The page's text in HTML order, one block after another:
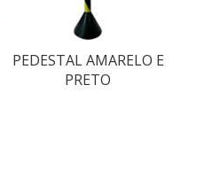
PEDESTAL AMARELO E
PRETO